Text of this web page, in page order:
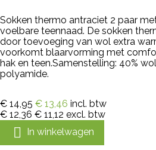
Sokken thermo antraciet 2 paar
voelbare teennaad. De sokken
door toevoeging van wol extra
voorkomt blaarvorming met
hak en teen.Samenstelling: 40%
polyamide.
€ 14,95 € 13,46 incl. btw
€ 12,36 € 11,12 excl. btw
 In winkelwagen